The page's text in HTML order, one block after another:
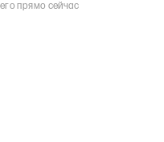
его прямо сейчас